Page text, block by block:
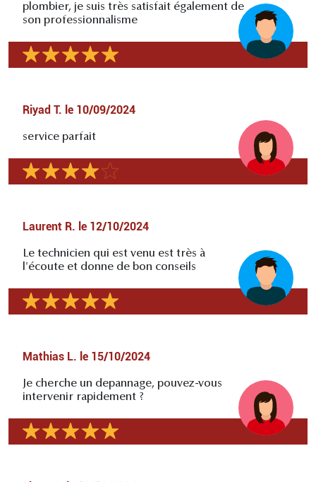
plombier, je suis très satisfait également de
son professionnalisme
Riyad T. le 10/09/2024
service parfait
Laurent R. le 12/10/2024
Le technicien qui est venu est très à
l'écoute et donne de bon conseils
Mathias L. le 15/10/2024
Je cherche un depannage, pouvez-vous
intervenir rapidement ?